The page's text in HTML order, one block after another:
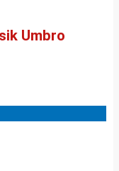
Umbro